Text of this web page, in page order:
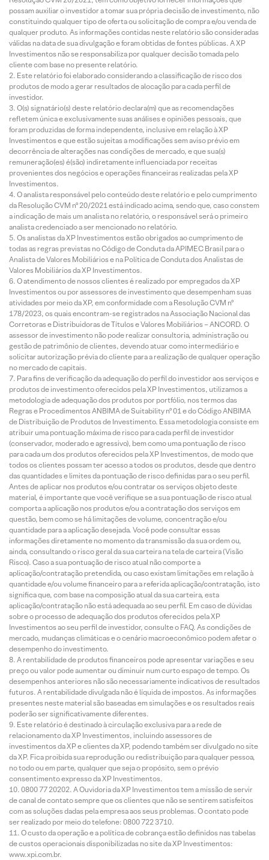
possam auxiliar o investidor a tomar sua própria decisão de investimento, não
constituindo qualquer tipo de oferta ou solicitação de compra e/ou venda de
qualquer produto. As informações contidas neste relatório são consideradas
válidas na data de sua divulgação e foram obtidas de fontes públicas. A XP
Investimentos não se responsabiliza por qualquer decisão tomada pelo
cliente com base no presente relatório.
Este relatório foi elaborado considerando a classificação de risco dos
produtos de modo a gerar resultados de alocação para cada perfil de
investidor.
O(s) signatário(s) deste relatório declara(m) que as recomendações
refletem única e exclusivamente suas análises e opiniões pessoais, que
foram produzidas de forma independente, inclusive em relação à XP
Investimentos e que estão sujeitas a modificações sem aviso prévio em
decorrência de alterações nas condições de mercado, e que sua(s)
remuneração(es) é(são) indiretamente influenciada por receitas
provenientes dos negócios e operações financeiras realizadas pela XP
Investimentos.
O analista responsável pelo conteúdo deste relatório e pelo cumprimento
da Resolução CVM nº 20/2021 está indicado acima, sendo que, caso constem
a indicação de mais um analista no relatório, o responsável será o primeiro
analista credenciado a ser mencionado no relatório.
Os analistas da XP Investimentos estão obrigados ao cumprimento de
todas as regras previstas no Código de Conduta da APIMEC Brasil para o
Analista de Valores Mobiliários e na Política de Conduta dos Analistas de
Valores Mobiliários da XP Investimentos.
O atendimento de nossos clientes é realizado por empregados da XP
Investimentos ou por assessores de investimento que desempenham suas
atividades por meio da XP, em conformidade com a Resolução CVM nº
178/2023, os quais encontram-se registrados na Associação Nacional das
Corretoras e Distribuidoras de Títulos e Valores Mobiliários – ANCORD. O
assessor de investimento não pode realizar consultoria, administração ou
gestão de patrimônio de clientes, devendo atuar como intermediário e
solicitar autorização prévia do cliente para a realização de qualquer operação
no mercado de capitais.
Para fins de verificação da adequação do perfil do investidor aos serviços e
produtos de investimento oferecidos pela XP Investimentos, utilizamos a
metodologia de adequação dos produtos por portfólio, nos termos das
Regras e Procedimentos ANBIMA de Suitability nº 01 e do Código ANBIMA
de Distribuição de Produtos de Investimento. Essa metodologia consiste em
atribuir uma pontuação máxima de risco para cada perfil de investidor
(conservador, moderado e agressivo), bem como uma pontuação de risco
para cada um dos produtos oferecidos pela XP Investimentos, de modo que
todos os clientes possam ter acesso a todos os produtos, desde que dentro
das quantidades e limites da pontuação de risco definidas para o seu perfil.
Antes de aplicar nos produtos e/ou contratar os serviços objeto deste
material, é importante que você verifique se a sua pontuação de risco atual
comporta a aplicação nos produtos e/ou a contratação dos serviços em
questão, bem como se há limitações de volume, concentração e/ou
quantidade para a aplicação desejada. Você pode consultar essas
informações diretamente no momento da transmissão da sua ordem ou,
ainda, consultando o risco geral da sua carteira na tela de carteira (Visão
Risco). Caso a sua pontuação de risco atual não comporte a
aplicação/contratação pretendida, ou caso existam limitações em relação à
quantidade e/ou volume financeiro para a referida aplicação/contratação, isto
significa que, com base na composição atual da sua carteira, esta
aplicação/contratação não está adequada ao seu perfil. Em caso de dúvidas
sobre o processo de adequação dos produtos oferecidos pela XP
Investimentos ao seu perfil de investidor, consulte o FAQ. As condições de
mercado, mudanças climáticas e o cenário macroeconômico podem afetar o
desempenho do investimento.
A rentabilidade de produtos financeiros pode apresentar variações e seu
preço ou valor pode aumentar ou diminuir num curto espaço de tempo. Os
desempenhos anteriores não são necessariamente indicativos de resultados
futuros. A rentabilidade divulgada não é líquida de impostos. As informações
presentes neste material são baseadas em simulações e os resultados reais
poderão ser significativamente diferentes.
Este relatório é destinado à circulação exclusiva para a rede de
relacionamento da XP Investimentos, incluindo assessores de
investimentos da XP e clientes da XP, podendo também ser divulgado no site
da XP. Fica proibida sua reprodução ou redistribuição para qualquer pessoa,
no todo ou em parte, qualquer que seja o propósito, sem o prévio
consentimento expresso da XP Investimentos.
0800 77 20202. A Ouvidoria da XP Investimentos tem a missão de servir
de canal de contato sempre que os clientes que não se sentirem satisfeitos
com as soluções dadas pela empresa aos seus problemas. O contato pode
ser realizado por meio do telefone: 0800 722 3710.
O custo da operação e a política de cobrança estão definidos nas tabelas
de custos operacionais disponibilizadas no site da XP Investimentos:
www.xpi.com.br.